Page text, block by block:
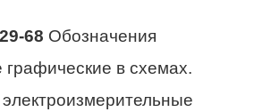
68 Обозначения
графические в схемах.